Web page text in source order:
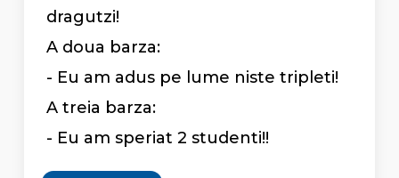
dragutzi!
A doua barza:
- Eu am adus pe lume niste tripleti!
A treia barza:
- Eu am speriat 2 studenti!!